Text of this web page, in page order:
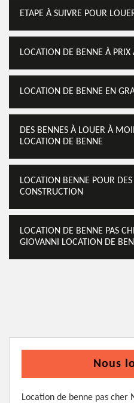
ETAPE À SUIVRE POUR
LOCATION DE BENNE À PRIX
LOCATION DE BENNE EN
DES BENNES À LOUER À
LOCATION DE BENNE
LOCATION BENNE POUR
CONSTRUCTION
LOCATION DE BENNE PAS
GIOVANNI LOCATION DE
Nous
Location de benne pas cher